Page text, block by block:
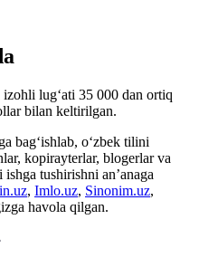
lug‘ati 35 000 dan ortiq
bilan keltirilgan.
bag‘ishlab, o‘zbek tilini
kopirayterlar, blogerlar va
tushirishni an’anaga
, Imlo.uz, Sinonim.uz,
havola qilgan.